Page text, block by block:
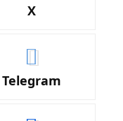
X
Telegram